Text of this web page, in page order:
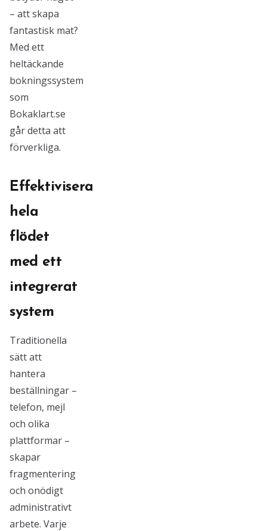
– att skapa
fantastisk mat?
Med ett
heltäckande
bokningssystem
som
Bokaklart.se
går detta att
förverkliga.
Effektivisera
hela
flödet
med ett
integrerat
system
Traditionella
sätt att
hantera
beställningar –
telefon, mejl
och olika
plattformar –
skapar
fragmentering
och onödigt
administrativt
arbete. Varje